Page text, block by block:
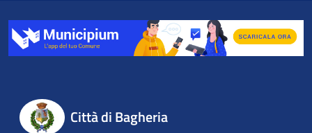
Città di Bagheria